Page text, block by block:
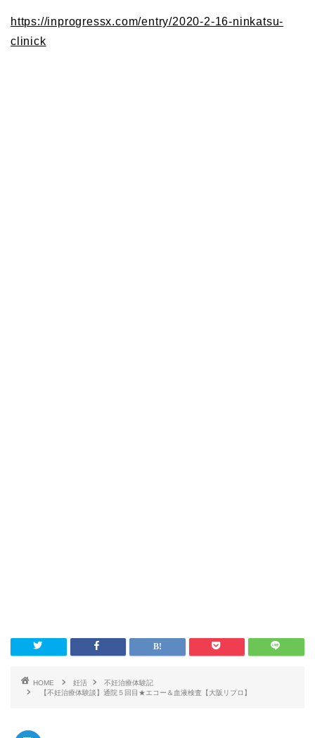
https://inprogressx.com/entry/2020-2-16-ninkatsu-
clinick
HOME 妊活
不妊治療体験記
【不妊治療体験談】通院５回目★エコー＆血液検査【大阪リプロ】